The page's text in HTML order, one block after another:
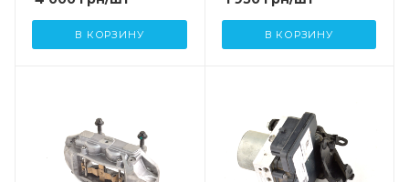
1044673-00-B
В КОРЗИНУ В КОРЗИНУ